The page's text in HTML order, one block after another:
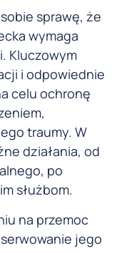
sprawę, że
wymaga
Kluczowym
i odpowiednie
celu ochronę
traumy. W
działania, od
po
służbom.
na przemoc
jego